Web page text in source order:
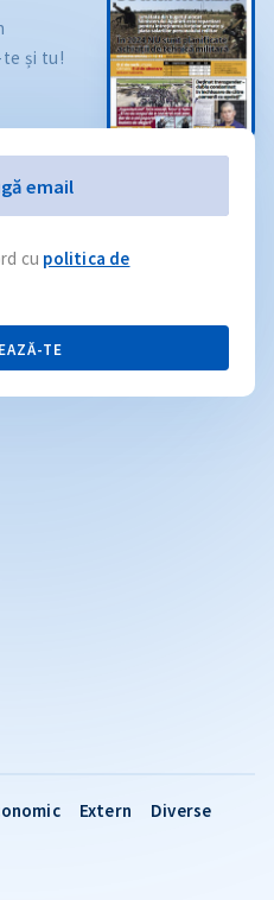
Extern Diverse
te și tu!
email
cu politica de
TE